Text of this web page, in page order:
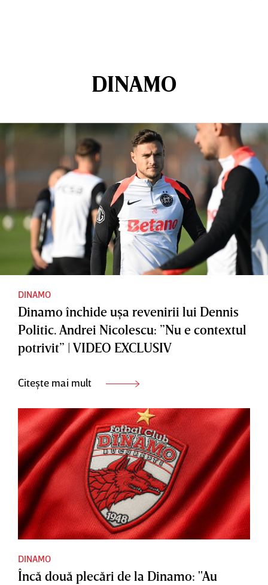
DINAMO
DINAMO
Dinamo închide uşa revenirii lui Dennis
Politic. Andrei Nicolescu: ”Nu e contextul
potrivit” | VIDEO EXCLUSIV
Citește mai mult
DINAMO
Încă două plecări de la Dinamo: "Au